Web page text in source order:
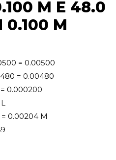
M E 48.0
0.100 M
= 0.00500
= 0.00480
0.000200
0.00204 M